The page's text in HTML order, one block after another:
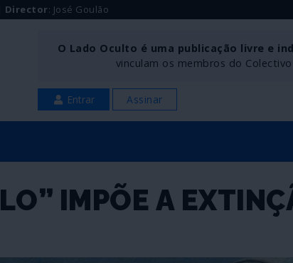
Director: José Goulão
O Lado Oculto é uma publicação livre e
vinculam os membros do
Entrar Assinar
IMPÕE A